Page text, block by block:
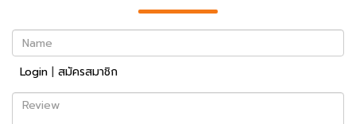
Name
Login | สมัครสมาชิก
Review